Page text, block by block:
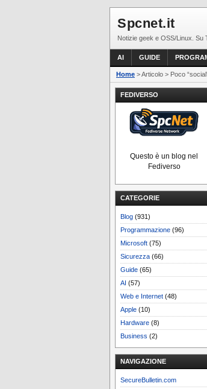
Spcnet.it
Notizie geek e OSS/Linux. Su
AI GUIDE
Home > Articolo > Poco
FEDIVERSO
Questo è un blog nel
Fediverso
CATEGORIE
Blog (931)
Programmazione (96)
Microsoft (75)
Sicurezza (66)
Guide (65)
AI (57)
Web e Internet (48)
Apple (10)
Hardware (8)
Business (2)
NAVIGAZIONE
SecureBulletin.com